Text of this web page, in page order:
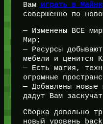
Вам играть в
совершенно по
— Изменены ВСЕ
Мир;
— Ресурсы
мебели и ценится
— Есть магия,
огромные
— Добавлены
дадут Вам
Сборка довольно
новый уровень